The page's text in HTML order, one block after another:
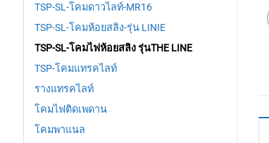
TSP-SL-โคมดาวไลท์-MR16
TSP-SL-โคมห้อยสลิง-รุ่น LINIE
TSP-SL-โคมไฟห้อยสลิง รุ่นTHE LINE
TSP-โคมแทรคไลท์
รางแทรคไลท์
โคมไฟติดเพดาน
โคมพาแนล